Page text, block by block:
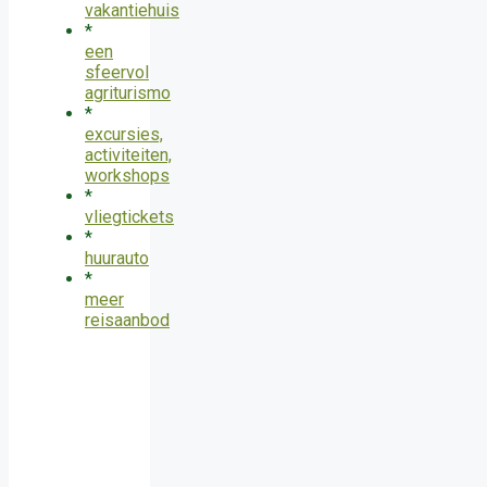
vakantiehuis
*
een
sfeervol
agriturismo
*
excursies,
activiteiten,
workshops
*
vliegtickets
*
huurauto
*
meer
reisaanbod